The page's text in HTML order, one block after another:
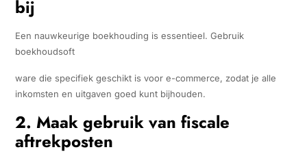
bij
Een nauwkeurige boekhouding is essentieel. Gebruik
boekhoudsoft
ware die specifiek geschikt is voor e-commerce, zodat je alle
inkomsten en uitgaven goed kunt bijhouden.
2. Maak gebruik van fiscale
aftrekposten